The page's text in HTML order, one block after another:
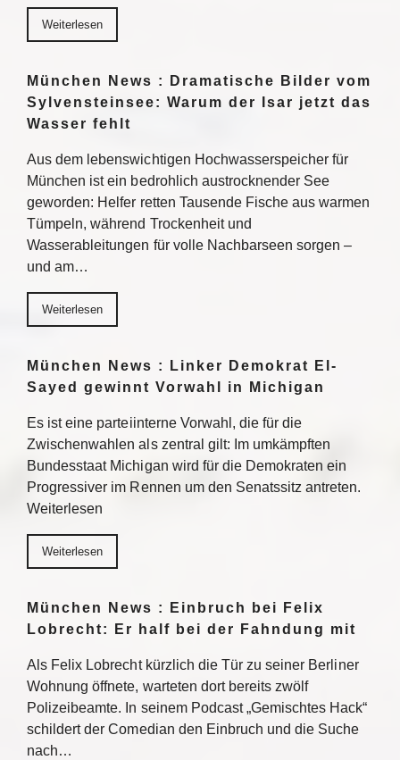
Weiterlesen
München News : Dramatische Bilder vom
Sylvensteinsee: Warum der Isar jetzt das
Wasser fehlt
Aus dem lebenswichtigen Hochwasserspeicher für
München ist ein bedrohlich austrocknender See
geworden: Helfer retten Tausende Fische aus warmen
Tümpeln, während Trockenheit und
Wasserableitungen für volle Nachbarseen sorgen –
und am…
Weiterlesen
München News : Linker Demokrat El-
Sayed gewinnt Vorwahl in Michigan
Es ist eine parteiinterne Vorwahl, die für die
Zwischenwahlen als zentral gilt: Im umkämpften
Bundesstaat Michigan wird für die Demokraten ein
Progressiver im Rennen um den Senatssitz antreten.
Weiterlesen
Weiterlesen
München News : Einbruch bei Felix
Lobrecht: Er half bei der Fahndung mit
Als Felix Lobrecht kürzlich die Tür zu seiner Berliner
Wohnung öffnete, warteten dort bereits zwölf
Polizeibeamte. In seinem Podcast „Gemischtes Hack“
schildert der Comedian den Einbruch und die Suche
nach…